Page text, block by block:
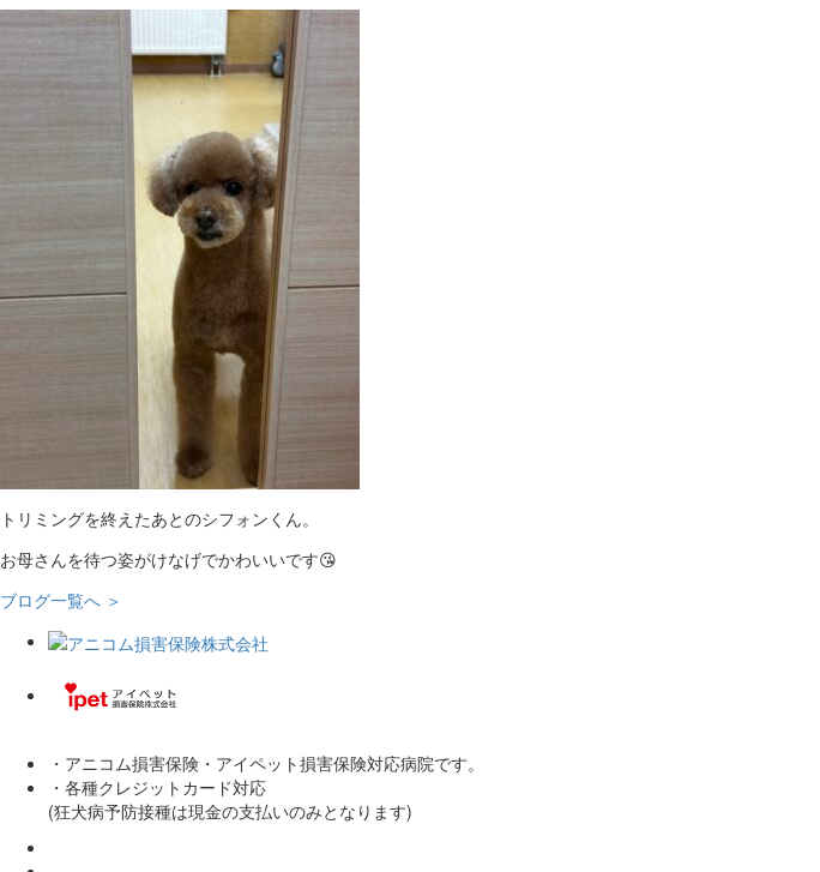
トリミングを終えたあとのシフォンくん。
お母さんを待つ姿がけなげでかわいいです😘
ブログ一覧へ ＞
・アニコム損害保険・アイペット損害保険対応病院です。
・各種クレジットカード対応
(狂犬病予防接種は現金の支払いのみとなります)